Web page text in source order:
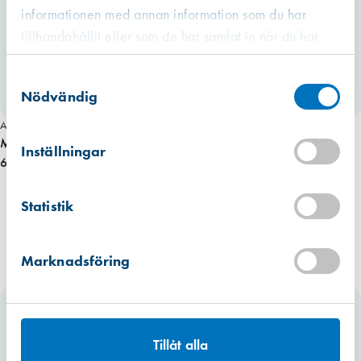
informationen med annan information som du har
tillhandahållit eller som de har samlat in när du har
använt deras tjänster.
Nödvändig
Inställningar
Statistik
Marknadsföring
Tillåt alla
Art. nr 3615
Makita bakre bandrulle 9031
690,00 kr
Finns i lager (1 st)
Finns i lager (3 st)
Hitta hit
Hitta hit